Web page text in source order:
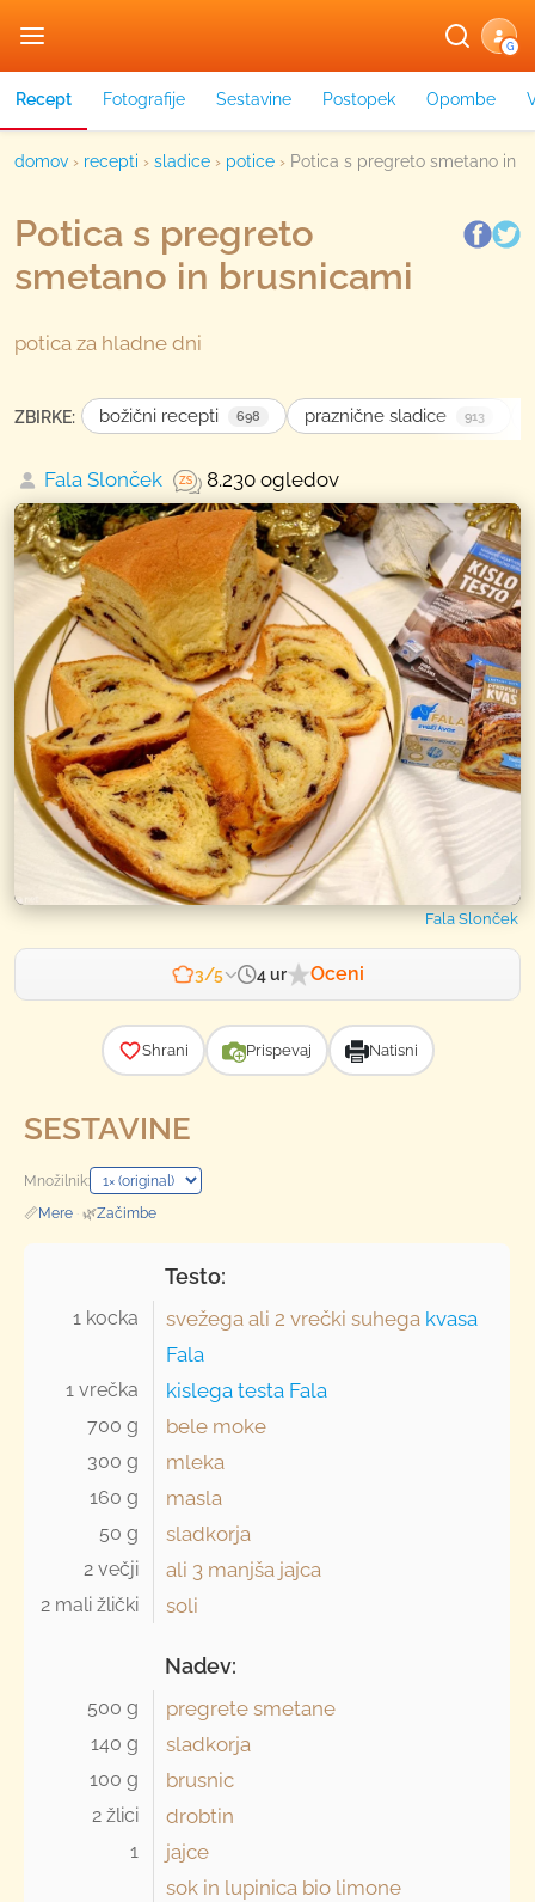
G
Recept Fotografije Sestavine Postopek Opombe
domov › recepti › sladice › potice › Potica s pregreto smetano in
Potica s pregreto
smetano in brusnicami
potica za hladne dni
ZBIRKE: božični recepti 698 praznične sladice 913
Fala Slonček 8.230 ogledov
Fala Slonček
3/5 4 ur Oceni
Shrani Prispevaj Natisni
SESTAVINE
Množilnik:
📏Mere · 🌿Začimbe
Testo:
1 kocka svežega ali2 vrečki suhega kvasa
Fala
1 vrečka kislega testa Fala
700 g bele moke
300 g mleka
160 g masla
50 g sladkorja
2 večji ali 3 manjša jajca
2 mali žlički soli
Nadev:
500 g pregrete smetane
140 g sladkorja
100 g brusnic
2 žlici drobtin
1
jajce
sok in lupinica bio limone